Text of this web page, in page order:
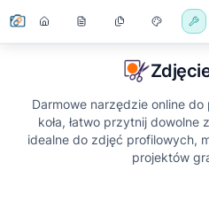
Darmowe narzędzie online
koła, łatwo przytnij dowolne
idealne do zdjęć profilowych,
projektów